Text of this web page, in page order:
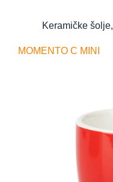
Keramičke šolje,
MOMENTO C MINI